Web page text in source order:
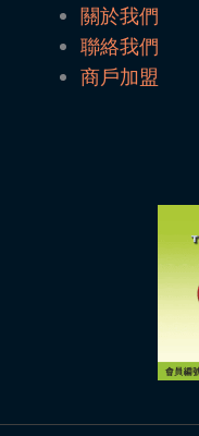
關於我們
聯絡我們
商戶加盟